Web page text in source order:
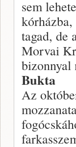
sem
tagad, de
Morvai
bizonnyal
Bukta
Az